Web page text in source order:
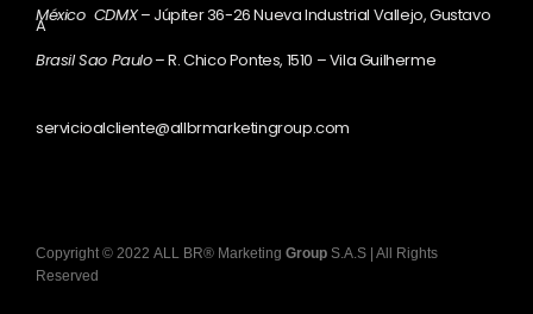
México CDMX– Júpiter 36-26 Nueva Industrial Vallejo, Gustavo
A
Brasil Sao Paulo– R. Chico Pontes, 1510 – Vila Guilherme
servicioalcliente@allbrmarketingroup.com
Copyright© 2022 ALL BR® Marketing Group S.A.S | All Rights
Reserved